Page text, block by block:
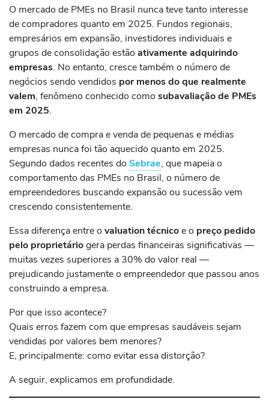
O mercado de PMEs no Brasil nunca teve tanto interesse
de compradores quanto em 2025. Fundos regionais,
empresários em expansão, investidores individuais e
grupos de consolidação estão ativamente adquirindo
empresas. No entanto, cresce também o número de
negócios sendo vendidos por menos do que realmente
valem, fenômeno conhecido como subavaliação de PMEs
em 2025.
O mercado de compra e venda de pequenas e médias
empresas nunca foi tão aquecido quanto em 2025.
Segundo dados recentes do Sebrae, que mapeia o
comportamento das PMEs no Brasil, o número de
empreendedores buscando expansão ou sucessão vem
crescendo consistentemente.
Essa diferença entre o valuation técnicoe o preço pedido
pelo proprietáriogera perdas financeiras significativas —
muitas vezes superiores a 30% do valor real —
prejudicando justamente o empreendedor que passou anos
construindo a empresa.
Por que isso acontece?
Quais erros fazem com que empresas saudáveis sejam
vendidas por valores bem menores?
E, principalmente: como evitar essa distorção?
A seguir, explicamos em profundidade.